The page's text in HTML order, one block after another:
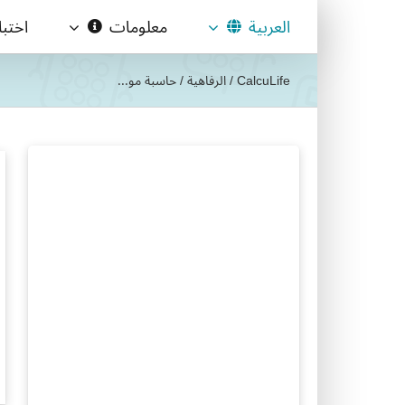
العربية معلومات
CalcuLife
/الرفاهية/حاسبة مو...